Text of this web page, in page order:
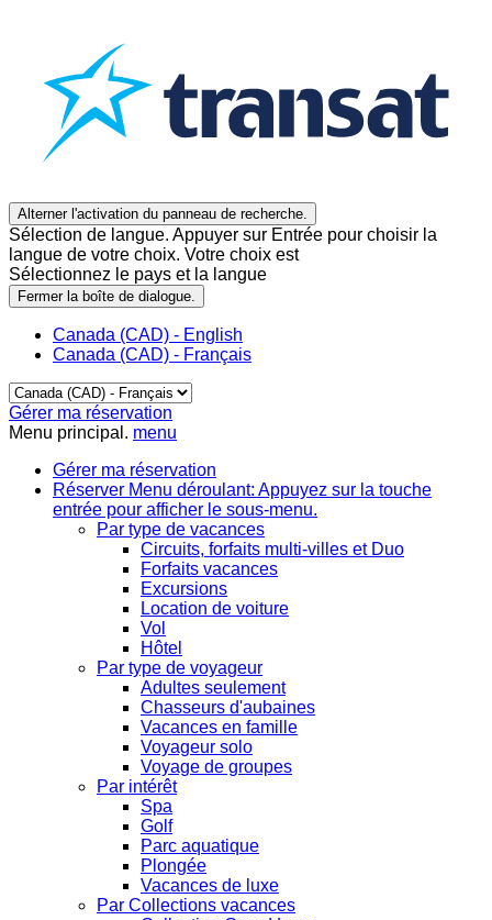
Alterner l'activation du panneau de recherche.
Sélection de langue. Appuyer sur Entrée pour choisir la
langue de votre choix. Votre choix est
Sélectionnez le pays et la langue
Fermer la boîte de dialogue.
Canada (CAD) - English
Canada (CAD) - Français
Gérer ma réservation
Menu principal. menu
Gérer ma réservation
Réserver Menu déroulant: Appuyez sur la touche
entrée pour afficher le sous-menu.
Par type de vacances
Circuits, forfaits multi-villes et Duo
Forfaits vacances
Excursions
Location de voiture
Vol
Hôtel
Par type de voyageur
Adultes seulement
Chasseurs d'aubaines
Vacances en famille
Voyageur solo
Voyage de groupes
Par intérêt
Spa
Golf
Parc aquatique
Plongée
Vacances de luxe
Par Collections vacances